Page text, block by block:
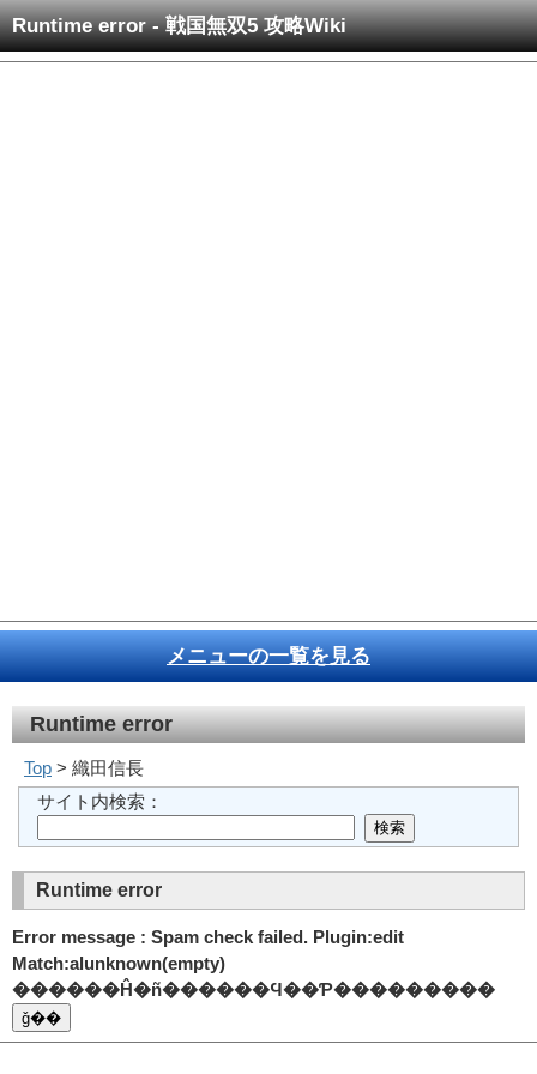
Runtime error - 戦国無双5 攻略Wiki
メニューの一覧を見る
Runtime error
Top > 織田信長
サイト内検索：
Runtime error
Error message : Spam check failed. Plugin:edit
Match:alunknown(empty)
������Ĥ�ñ������Ϥ��Ƥ���������